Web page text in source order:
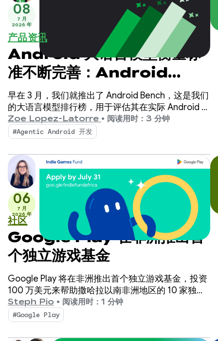
08
7 月
2026 年
产品资讯
Android 大语言模型衡量标
准不断完善：Android
Bench 迈入新纪元
早在 3 月，我们就推出了 Android Bench，这是我们
的大语言模型排行榜，用于评估其在实际 Android 开
发任务中的表现。此后，我们根据您的反馈意见增强
了基准，包括评估开放权重模型以及向排行榜添加费
用和效率维度。
Zoe Lopez-Latorre • 阅读用时：3 分钟
#Agentic Android 开发
06
7 月
2026 年
社区
Google Play 在非洲推出首
个独立游戏基金
Google Play 将在非洲推出首个独立游戏基金，投资
100 万美元来帮助撒哈拉以南非洲地区的 10 家独立
游戏工作室。
Steph Pio • 阅读用时：1 分钟
#Google Play